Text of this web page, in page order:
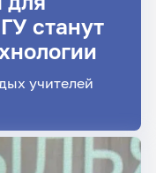
станут
учителей